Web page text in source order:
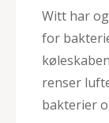
Witt har
for
renser
bakterier